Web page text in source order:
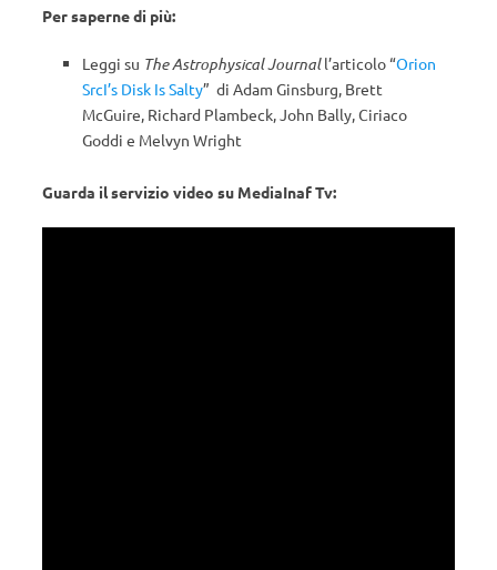
Per saperne di più:
Leggi su The Astrophysical Journall’articolo “Orion
SrcI’s Disk Is Salty” di Adam Ginsburg, Brett
McGuire, Richard Plambeck,John Bally,Ciriaco
Goddi e Melvyn Wright
Guarda il servizio video su MediaInaf Tv: